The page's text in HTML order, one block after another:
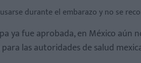
durante el embarazo y no se
ya fue aprobada, en México aún
las autoridades de salud